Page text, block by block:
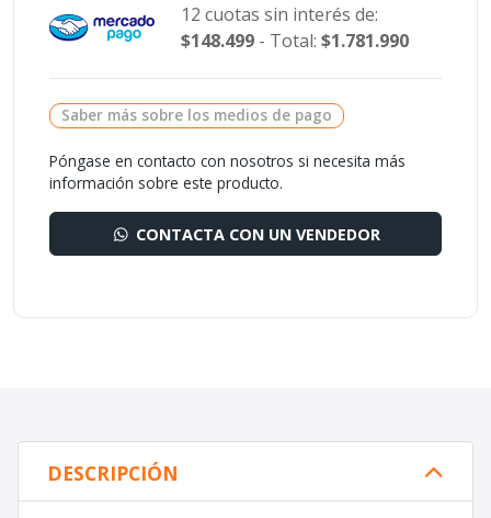
12 cuotas sin interés de:
$148.499- Total: $1.781.990
Saber más sobre los medios de pago
Póngase en contacto con nosotros si necesita más
información sobre este producto.
CONTACTA CON UN VENDEDOR
DESCRIPCIÓN